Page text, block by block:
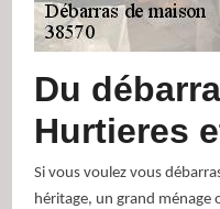
Du
Hurtieres
Si vous voulez vous
héritage, un grand ménage